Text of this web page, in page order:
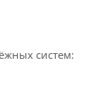
систем: